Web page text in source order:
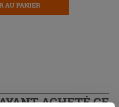
AU PANIER
ACHETÉ CE